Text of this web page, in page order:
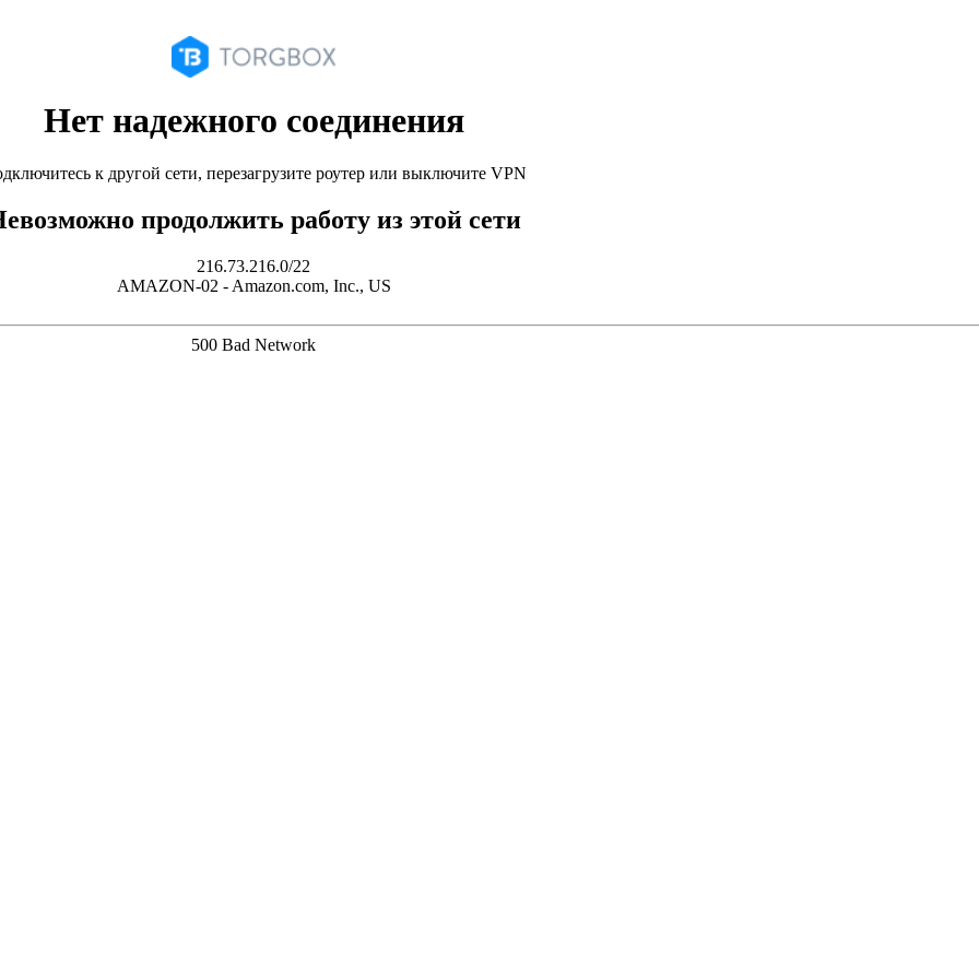
Нет надежного соединения
к другой сети, перезагрузите роутер или выключите VPN
продолжить работу из этой сети
216.73.216.0/22
AMAZON-02 - Amazon.com, Inc., US
500 Bad Network